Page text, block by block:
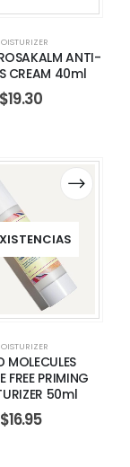
ANTI-
CREAM 40ml
$19.30
MOLECULES
FREE PRIMING
50ml
$16.95